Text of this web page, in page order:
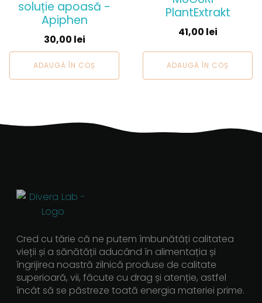
soluție apoasă -
Apiphen
30,00 lei
ADAUGĂ ÎN COȘ
PlantExtrakt
41,00 lei
ADAUGĂ ÎN COȘ
Cred cu tărie că ne putem îmbunătăți calitatea
vieții și a sănătății aducând în alimentația și
îngrijirea noastră zilnică produse de calitate
superioară, vii, făcute cu drag și atenție, astfel
încât să se păstreze toată energia materiei prime.